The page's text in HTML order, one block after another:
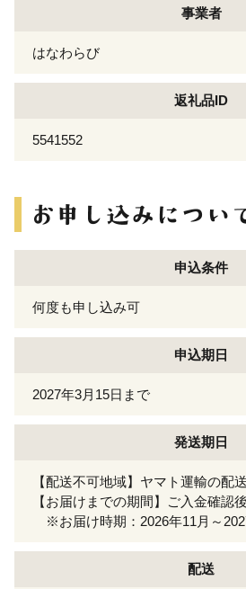
事業者
はなわらび
返礼品ID
5541552
申込条件
何度も申し込み可
申込期日
2027年3月15日まで
発送期日
【配送不可地域】ヤマト運輸の配
【お届けまでの期間】ご入金確認
※お届け時期：2026年11月～
配送